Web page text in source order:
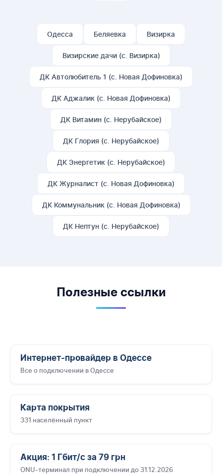
Одесса Беляевка Визирка
Визирские дачи (с. Визирка)
ДК Автолюбитель 1 (с. Новая Дофиновка)
ДК Аджалик (с. Новая Дофиновка)
ДК Витамин (с. Нерубайское)
ДК Глория (с. Нерубайское)
ДК Энергетик (с. Нерубайское)
ДК Журналист (с. Новая Дофиновка)
ДК Коммунальник (с. Новая Дофиновка)
ДК Нептун (с. Нерубайское)
Полезные ссылки
Интернет-провайдер в Одессе
Все о подключении в Одессе
Карта покрытия
331 населённый пункт
Акция: 1 Гбит/с за 79 грн
ONU-терминал при подключении до 31.12.2026